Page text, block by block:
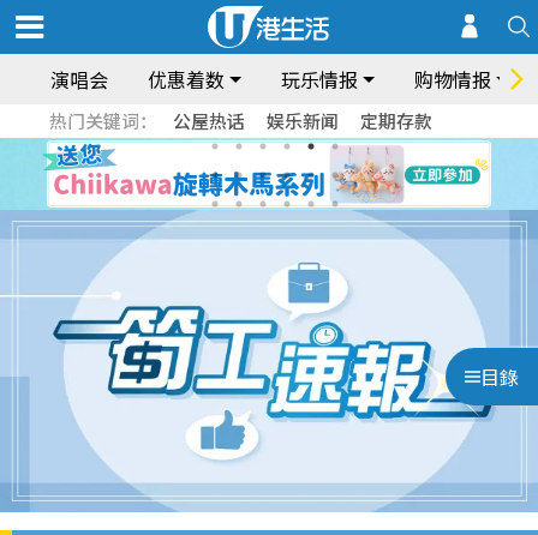
演唱会 优惠着数 玩乐情报 购物情报
热门关键词： 公屋热话 娱乐新闻 定期存款
目錄